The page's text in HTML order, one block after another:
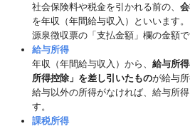
社会保険料や税金を引かれる前の、
を年収（年間給与収入）といいます。
源泉徴収票の「支払金額」欄の金額で
給与所得
年収（年間給与収入）から、 給与所
所得控除」を差し引いたものが給与所
給与以外の所得がなければ、給与所
す。
課税所得